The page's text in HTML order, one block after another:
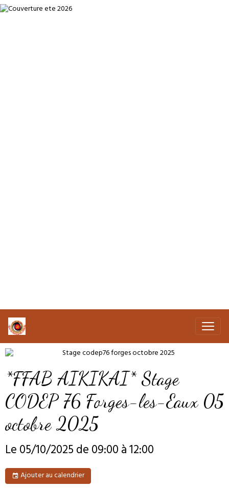
*FFAB AIKIKAI* Stage
CODEP 76 Forges-les-Eaux 05
octobre 2025
Le 05/10/2025de 09:00à 12:00
Ajouter au calendrier